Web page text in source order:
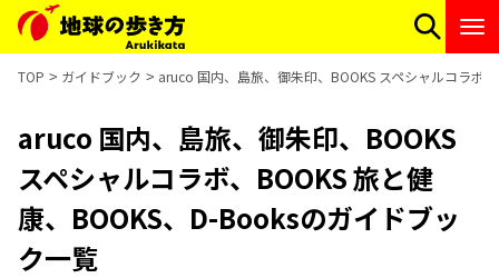
TOP ガイドブック aruco 国内、島旅、御朱印、BOOKS スペシャルコラボ
aruco 国内、島旅、御朱印、BOOKS
スペシャルコラボ、BOOKS 旅と健
康、BOOKS、D-Booksのガイドブッ
ク一覧